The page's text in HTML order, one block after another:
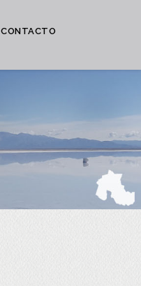
CONTACTO